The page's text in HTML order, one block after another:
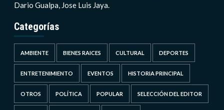
Dario Gualpa, Jose Luis Jaya.
Categorías
AMBIENTE BIENES RAICES CULTURAL DEPORTES
ENTRETENIMIENTO EVENTOS HISTORIA PRINCIPAL
OTROS POLÍTICA POPULAR SELECCIÓN DEL EDITOR